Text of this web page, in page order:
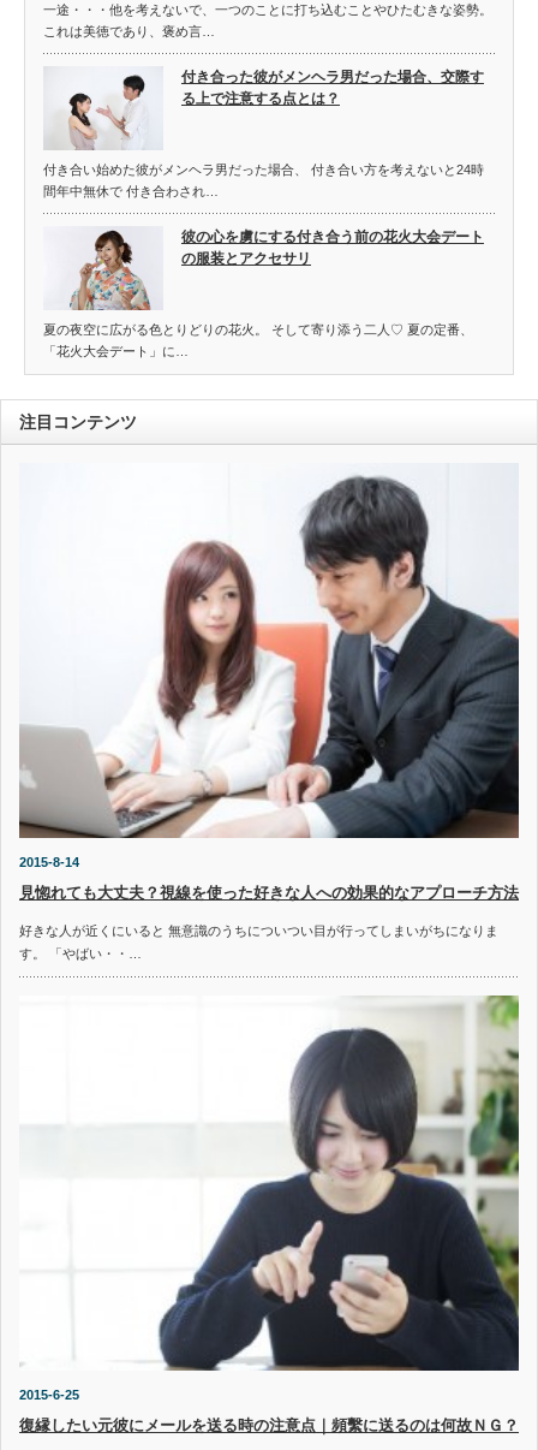
一途・・・他を考えないで、一つのことに打ち込むことやひたむきな姿勢。
これは美徳であり、褒め言…
付き合った彼がメンヘラ男だった場合、交際す
る上で注意する点とは？
付き合い始めた彼がメンヘラ男だった場合、 付き合い方を考えないと24時
間年中無休で 付き合わされ…
彼の心を虜にする付き合う前の花火大会デート
の服装とアクセサリ
夏の夜空に広がる色とりどりの花火。 そして寄り添う二人♡ 夏の定番、
「花火大会デート」に…
注目コンテンツ
2015-8-14
見惚れても大丈夫？視線を使った好きな人への効果的なアプローチ方法
好きな人が近くにいると 無意識のうちについつい目が行ってしまいがちになりま
す。 「やばい・・…
2015-6-25
復縁したい元彼にメールを送る時の注意点｜頻繫に送るのは何故ＮＧ？